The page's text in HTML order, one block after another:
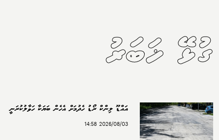
ގުޅޭ ޚަބަރު
އައްޑޫ ލިންކް ރޯޑު ހެދުމަށް އެހެން ބަޔަކާ ހަވާލުކުރަނީ
2026/08/03 14:58